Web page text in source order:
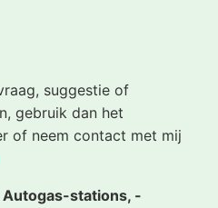
suggestie of
gebruik dan het
of neem contact met mij
Autogas-stations, -